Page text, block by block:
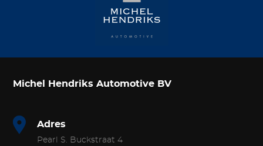
Michel Hendriks Automotive BV
Adres
Pearl S. Buckstraat 4